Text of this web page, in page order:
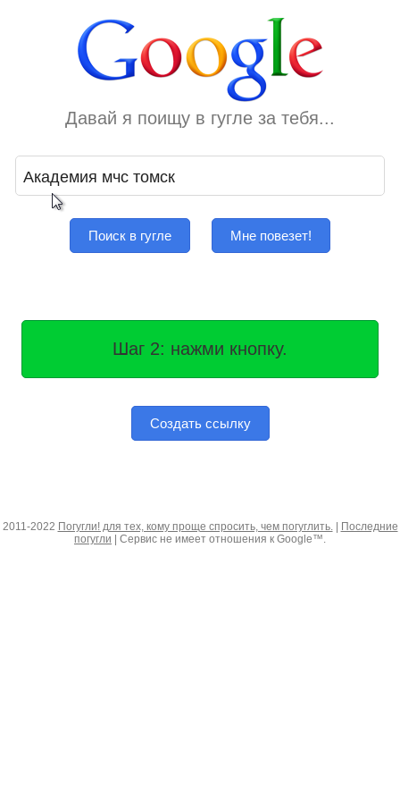
Давай я поищу в гугле за тебя...
Поиск в гугле Мне повезет!
Шаг 2: нажми кнопку.
Создать ссылку
2011-2022 Погугли! для тех, кому проще спросить, чем погуглить.|
Последние
погугли | Сервис не имеет отношения к Google™.